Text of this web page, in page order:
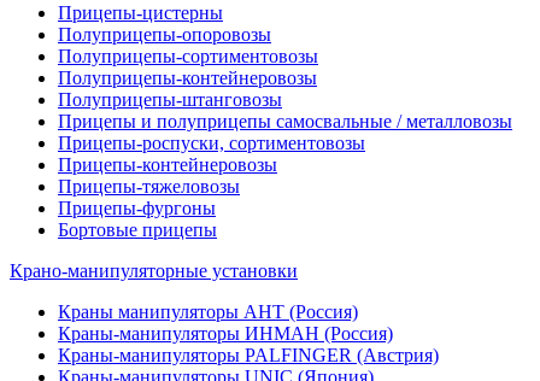
Прицепы-цистерны
Полуприцепы-опоровозы
Полуприцепы-сортиментовозы
Полуприцепы-контейнеровозы
Полуприцепы-штанговозы
Прицепы и полуприцепы самосвальные / металловозы
Прицепы-роспуски, сортиментовозы
Прицепы-контейнеровозы
Прицепы-тяжеловозы
Прицепы-фургоны
Бортовые прицепы
Крано-манипуляторные установки
Краны манипуляторы АНТ (Россия)
Краны-манипуляторы ИНМАН (Россия)
Краны-манипуляторы PALFINGER (Австрия)
Краны-манипуляторы UNIC (Япония)